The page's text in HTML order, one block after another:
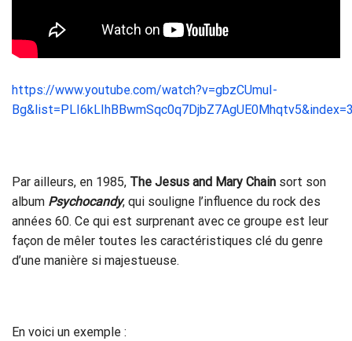
https://www.youtube.com/watch?v=gbzCUmuI-
Par ailleurs, en 1985, The Jesus and Mary Chain sort son
album Psychocandy, qui souligne l’influence du rock des
années 60. Ce qui est surprenant avec ce groupe est leur
façon de mêler toutes les caractéristiques clé du genre
d’une manière si majestueuse.
En voici un exemple :